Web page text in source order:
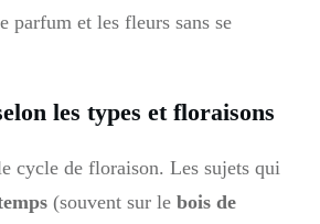
parfum et les fleurs sans se
les types et floraisons
cycle de floraison. Les sujets qui
(souvent sur le bois de